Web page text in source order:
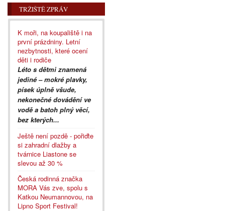
TRŽIŠTĚ ZPRÁV
K moři, na koupaliště i na
první prázdniny. Letní
nezbytnosti, které ocení
děti i rodiče
Léto s dětmi znamená
jediné – mokré plavky,
písek úplně všude,
nekonečné dovádění ve
vodě a batoh plný věcí,
bez kterých...
Ještě není pozdě - pořiďte
si zahradní dlažby a
tvárnice Liastone se
slevou až 30 %
Česká rodinná značka
MORA Vás zve, spolu s
Katkou Neumannovou, na
Lipno Sport Festival!